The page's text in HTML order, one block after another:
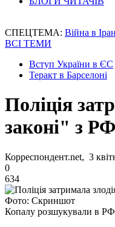
СПЕЦТЕМА: Війна в
ВСІ ТЕМИ
Вступ України в ЄС
Теракт в Барселоні
Поліція
законі" з РФ
Корреспондент.net, 3
0
634
Фото: Скриншот
Копалу розшукували в РФ